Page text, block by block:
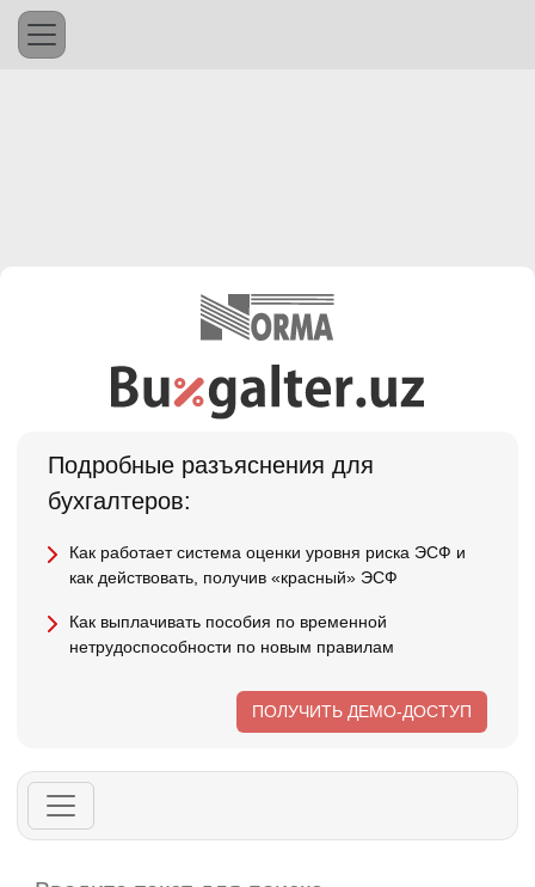
Подробные разъяснения для
бухгалтеров:
Как работает система оценки уровня риска ЭСФ и
как действовать, получив «красный» ЭСФ
Как выплачивать пособия по временной
нетрудоспособности по новым правилам
ПОЛУЧИТЬ ДЕМО-ДОСТУП